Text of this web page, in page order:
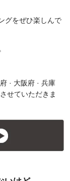
グをぜひ楽しんで
· 大阪府 · 兵庫
せていただきま